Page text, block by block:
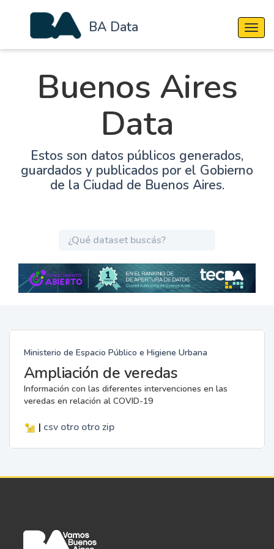
BA Data
Buenos Aires
Data
Estos son datos públicos generados,
guardados y publicados por el Gobierno
de la Ciudad de Buenos Aires.
Ministerio de Espacio Público e Higiene Urbana
Ampliación de veredas
Información con las diferentes intervenciones en las
veredas en relación al COVID-19
| csv otro otro zip